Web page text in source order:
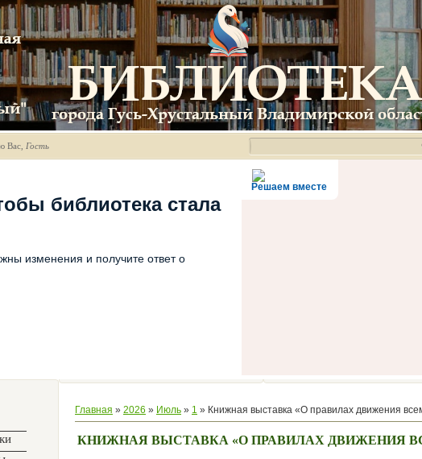
Вас Гость
Решаем вместе
библиотека стала
изменения и получите ответ о
Главная » 2026 » Июль » 1 » Книжная выставка «О правилах движения
КНИЖНАЯ ВЫСТАВКА «О ПРАВИЛАХ ДВИЖЕНИЯ